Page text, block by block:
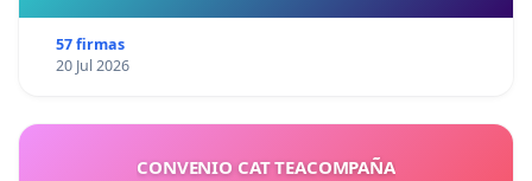
57 firmas
20 Jul 2026
CONVENIO CAT TEACOMPAÑA